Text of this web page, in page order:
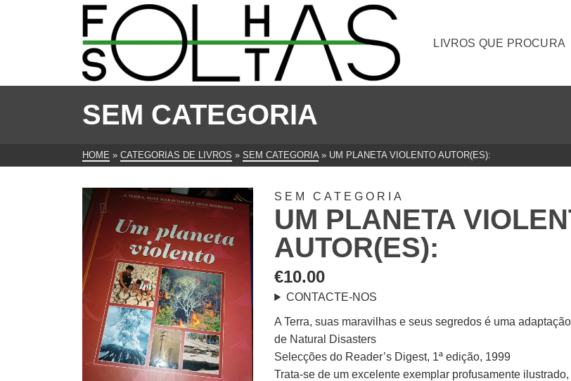
LIVROS QUE PROCURA
SEM CATEGORIA
HOME » CATEGORIAS DE LIVROS » SEM CATEGORIA » UM PLANETA VIOLENTO AUTOR(ES):
SEM CATEGORIA
UM PLANETA
AUTOR(ES):
€10.00
CONTACTE-NOS
A Terra, suas maravilhas e seus segredos é uma
de Natural Disasters
Selecções do Reader’s Digest, 1ª edição, 1999
Trata-se de um excelente exemplar profusamente